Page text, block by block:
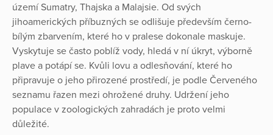
území Sumatry, Thajska a Malajsie. Od svých
jihoamerických příbuzných se odlišuje především černo-
bílým zbarvením, které ho v pralese dokonale maskuje.
Vyskytuje se často poblíž vody, hledá v ní úkryt, výborně
plave a potápí se. Kvůli lovu a odlesňování, které ho
připravuje o jeho přirozené prostředí, je podle Červeného
seznamu řazen mezi ohrožené druhy. Udržení jeho
populace v zoologických zahradách je proto velmi
důležité.